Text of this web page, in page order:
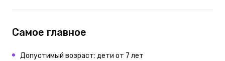
Самое главное
Допустимый возраст: дети от 7 лет